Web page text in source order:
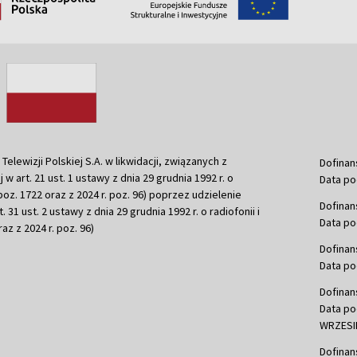
Polskiej S.A. w likwidacji, związanych z
art. 21 ust. 1 ustawy z dnia 29 grudnia 1992 r. o
1722 oraz z 2024 r. poz. 96) poprzez udzielenie
ust. 2 ustawy z dnia 29 grudnia 1992 r. o radiofonii i
z 2024 r. poz. 96)
Data
Data
Data
Data